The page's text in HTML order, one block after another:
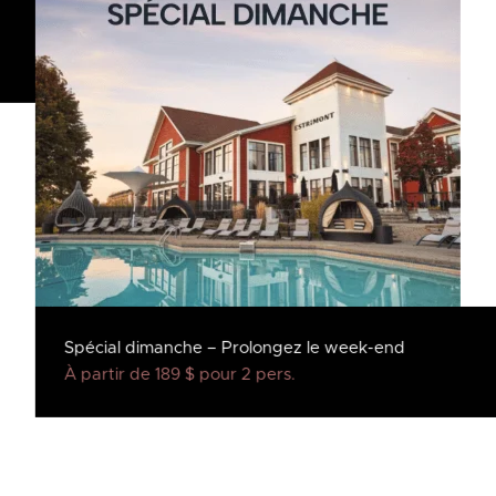
Spécial dimanche – Prolongez le week-end
À partir de 189 $ pour 2 pers.